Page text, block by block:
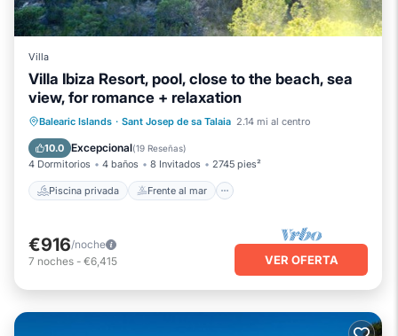
Villa
Villa Ibiza Resort, pool, close to the beach, sea
view, for romance + relaxation
Balearic Islands · Sant Josep de sa Talaia 2.14 mi al centro
10.0 Excepcional(19 Reseñas)
4 Dormitorios 4 baños 8 Invitados 2745 pies²
Piscina privada Frente al mar
Piscina privada
Frente al mar
Chimenea/Calefacción
€916/noche
7 noches - €6,415 VER OFERTA